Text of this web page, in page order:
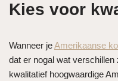
Kies voor
Wanneer jeAmerikaanse
dat er nogal wat
kwalitatief hoogwaardige